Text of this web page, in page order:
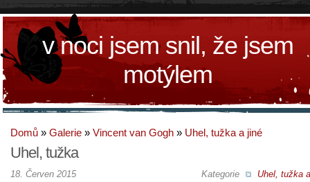
v noci jsem snil, že jsem
motýlem
Domů » Galerie » Vincent van Gogh » Uhel, tužka a jiné
Uhel, tužka
Kategorie Uhel, tužka
18. Červen 2015